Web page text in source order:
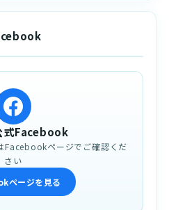
Facebook
Facebookページでご確認くだ
さい
ページを見る